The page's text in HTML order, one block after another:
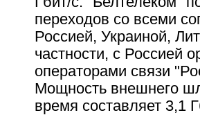
переходов со всеми
Россией, Украиной,
частности, с Россией
операторами связи
Мощность внешнего
время составляет 3,1